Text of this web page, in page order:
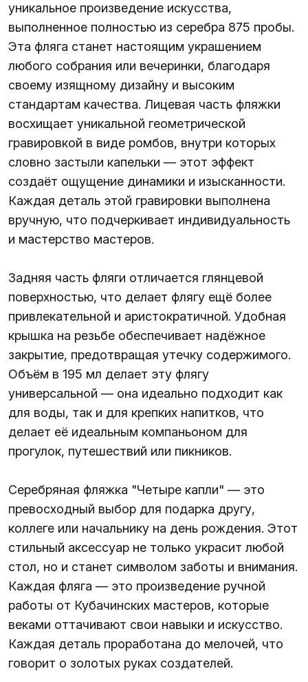
уникальное произведение искусства,
выполненное полностью из серебра 875 пробы.
Эта фляга станет настоящим украшением
любого собрания или вечеринки, благодаря
своему изящному дизайну и высоким
стандартам качества. Лицевая часть фляжки
восхищает уникальной геометрической
гравировкой в виде ромбов, внутри которых
словно застыли капельки — этот эффект
создаёт ощущение динамики и изысканности.
Каждая деталь этой гравировки выполнена
вручную, что подчеркивает индивидуальность
и мастерство мастеров.
Задняя часть фляги отличается глянцевой
поверхностью, что делает флягу ещё более
привлекательной и аристократичной. Удобная
крышка на резьбе обеспечивает надёжное
закрытие, предотвращая утечку содержимого.
Объём в 195 мл делает эту флягу
универсальной — она идеально подходит как
для воды, так и для крепких напитков, что
делает её идеальным компаньоном для
прогулок, путешествий или пикников.
Серебряная фляжка "Четыре капли" — это
превосходный выбор для подарка другу,
коллеге или начальнику на день рождения. Этот
стильный аксессуар не только украсит любой
стол, но и станет символом заботы и внимания.
Каждая фляга — это произведение ручной
работы от Кубачинских мастеров, которые
веками оттачивают свои навыки и искусство.
Каждая деталь проработана до мелочей, что
говорит о золотых руках создателей.